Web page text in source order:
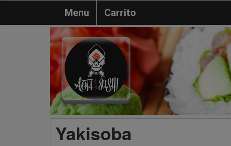
Menu Carrito
Yakisoba